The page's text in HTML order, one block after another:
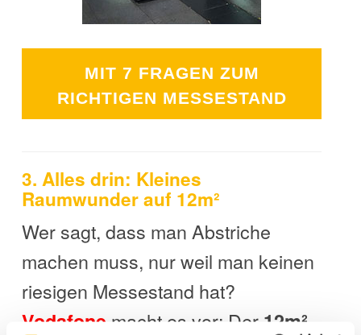
MIT 7 FRAGEN ZUM
RICHTIGEN MESSESTAND
3. Alles drin: Kleines
Raumwunder auf 12m²
Wer sagt, dass man Abstriche
machen muss, nur weil man keinen
riesigen Messestand hat?
Vodafone macht es vor: Der 12m²